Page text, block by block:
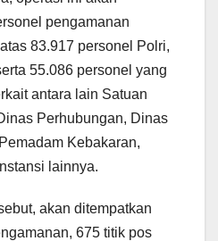
pengamanan
83.917 personel Polri,
55.086 personel yang
antara lain Satuan
Perhubungan, Dinas
Kebakaran,
lainnya.
akan ditempatkan
675 titik pos